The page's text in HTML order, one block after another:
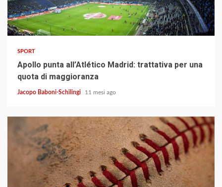
3 min read
SPORT
Apollo punta all’Atlético Madrid: trattativa per una
quota di maggioranza
Jacopo Baboni-Schilingi 11 mesi ago